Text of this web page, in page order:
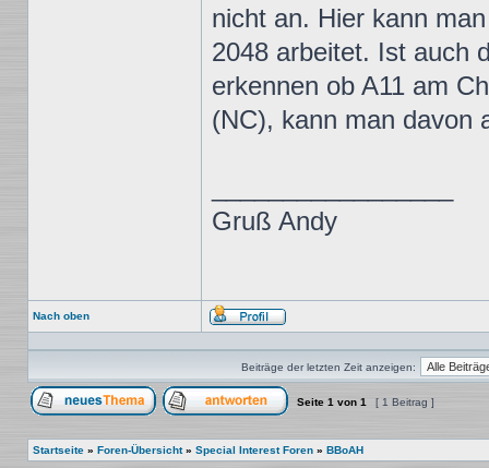
nicht an. Hier kann
2048 arbeitet. Ist auch
erkennen ob A11 am
(NC), kann man davon
Gruß Andy
Nach oben
Profil
Beiträge der letzten Zeit anzeigen:
Seite 1 von 1 [ 1 Beitrag ]
Startseite » Foren-Übersicht» Special Interest Foren » BBoAH